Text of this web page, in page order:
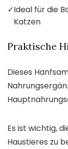
✓Ideal für die
Katzen
Praktische
Dieses
Es ist wichtig,
Haustieres zu